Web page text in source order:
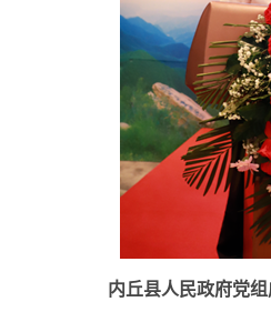
内丘县人民政府党